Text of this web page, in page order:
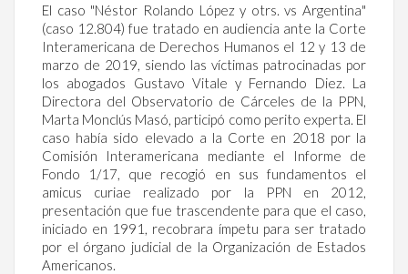
El caso "Néstor Rolando López y otrs. vs Argentina"
(caso 12.804) fue tratado en audiencia ante la Corte
Interamericana de Derechos Humanos el 12 y 13 de
marzo de 2019, siendo las víctimas patrocinadas por
los abogados Gustavo Vitale y Fernando Diez. La
Directora del Observatorio de Cárceles de la PPN,
Marta Monclús Masó, participó como perito experta. El
caso había sido elevado a la Corte en 2018 por la
Comisión Interamericana mediante el Informe de
Fondo 1/17, que recogió en sus fundamentos el
amicus curiae realizado por la PPN en 2012,
presentación que fue trascendente para que el caso,
iniciado en 1991, recobrara ímpetu para ser tratado
por el órgano judicial de la Organización de Estados
Americanos.